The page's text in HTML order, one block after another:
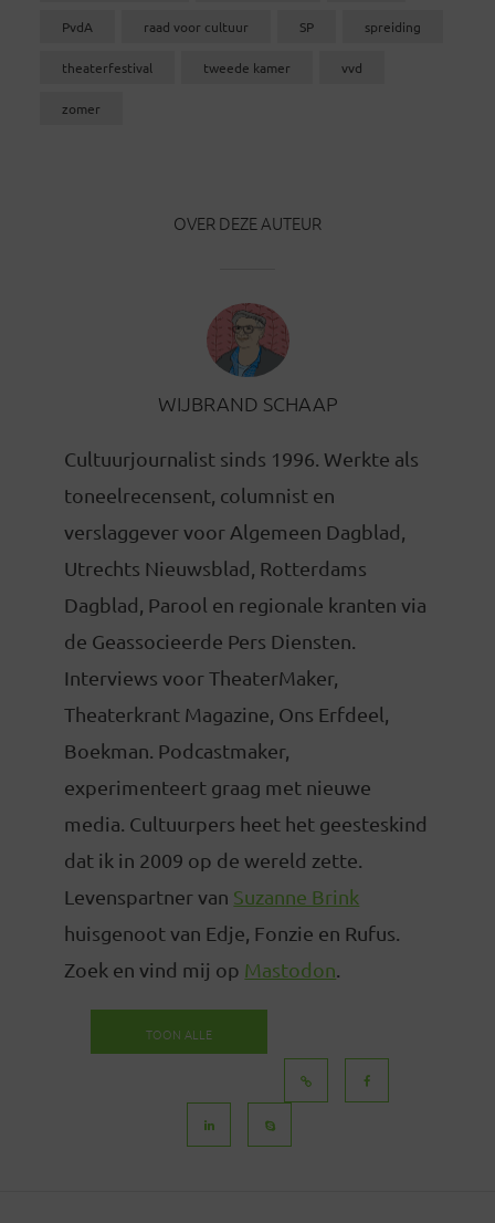
PvdA raad voor cultuur SP spreiding
theaterfestival tweede kamer vvd
zomer
OVER DEZE AUTEUR
WIJBRAND SCHAAP
Cultuurjournalist sinds 1996. Werkte als
toneelrecensent, columnist en
verslaggever voor Algemeen Dagblad,
Utrechts Nieuwsblad, Rotterdams
Dagblad, Parool en regionale kranten via
de Geassocieerde Pers Diensten.
Interviews voor TheaterMaker,
Theaterkrant Magazine, Ons Erfdeel,
Boekman. Podcastmaker,
experimenteert graag met nieuwe
media. Cultuurpers heet het geesteskind
dat ik in 2009 op de wereld zette.
Levenspartner van Suzanne Brink
huisgenoot van Edje, Fonzie en Rufus.
Zoek en vind mij op Mastodon
TOON ALLE